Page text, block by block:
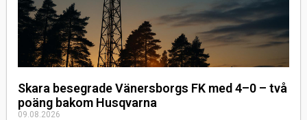
Skara besegrade Vänersborgs FK med 4–0 – två
poäng bakom Husqvarna
09.08.2026